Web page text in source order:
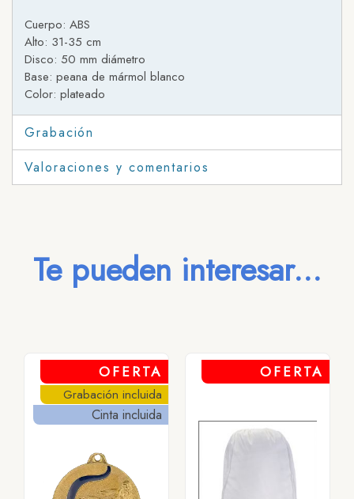
Cuerpo: ABS
Alto: 31-35 cm
Disco: 50 mm diámetro
Base: peana de mármol blanco
Color: plateado
Grabación
Valoraciones y comentarios
Te pueden interesar...
OFERTA
Grabación incluida
Cinta incluida
OFERTA